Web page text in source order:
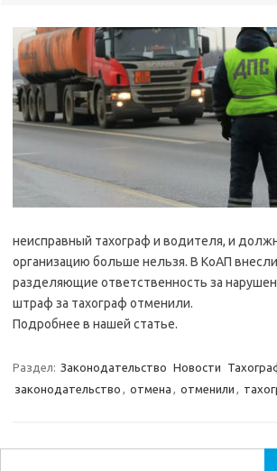
неисправный тахограф и водителя, и
организацию больше нельзя. В КоАП
разделяющие ответственность за
штраф за тахограф отменили.
Подробнее в нашей статье.
Раздел: Законодательство Новости
законодательство , отмена , отменили ,